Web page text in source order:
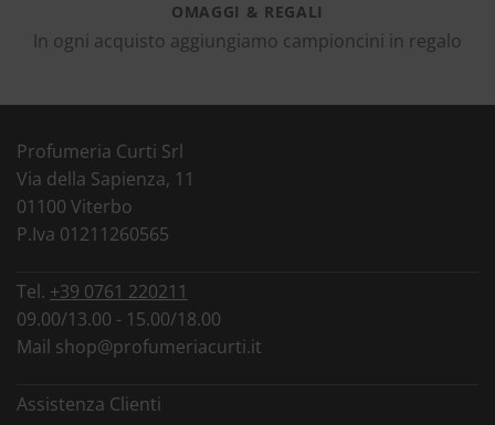
OMAGGI & REGALI
In ogni acquisto aggiungiamo campioncini in regalo
Profumeria Curti Srl
Via della Sapienza, 11
01100 Viterbo
P.Iva 01211260565
Tel. +39 0761 220211
09.00/13.00 - 15.00/18.00
Mail shop@profumeriacurti.it
Assistenza Clienti